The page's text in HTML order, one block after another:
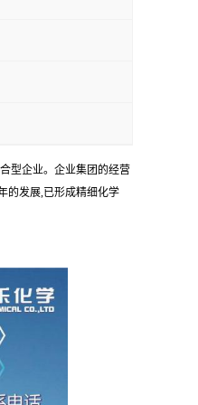
型企业。企业集团的经营
的发展,已形成精细化学